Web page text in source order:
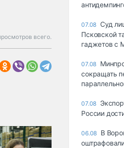
всего.
07.08 Суд
Псковской
гаджетов с
07.08
сокращать
07.08
России
06.08 В